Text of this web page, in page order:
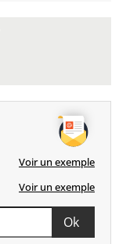
Voir un exemple
Voir un exemple